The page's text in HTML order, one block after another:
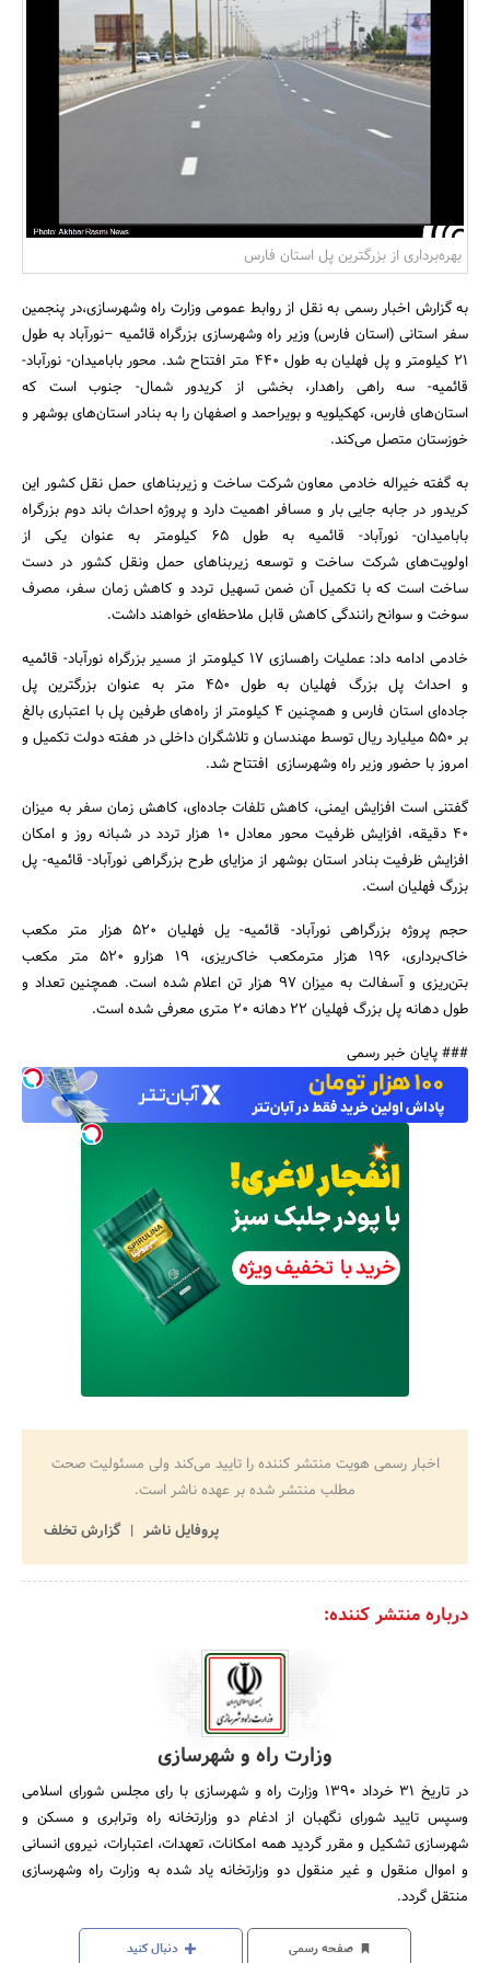
بانک، بیمه و سرمایه
مسکن و ساختمان
جستجو
بهره‌برداری از بزرگترین پل استان فارس
به گزارش اخبار رسمی به نقل از روابط عمومی وزارت راه وشهرسازی،در پنجمین
سفر استانی (استان فارس) وزیر راه وشهرسازی بزرگراه قائمیه –نورآباد به طول
21 کیلومتر و پل فهلیان به طول 440 متر افتتاح شد. محور بابامیدان- نورآباد-
قائمیه- سه راهی راهدار، بخشی از کریدور شمال- جنوب است که
استان‌های فارس، کهکیلویه و بویراحمد و اصفهان را به بنادر استان‌های بوشهر و
خوزستان متصل می‌کند.
به گفته خیراله خادمی معاون شرکت ساخت و زیربناهای حمل نقل کشور این
کریدور در جابه جایی بار و مسافر اهمیت دارد و پروژه احداث باند دوم بزرگراه
بابامیدان- نورآباد- قائمیه به طول 65 کیلومتر به عنوان یکی از
اولویت‌های شرکت ساخت و توسعه زیربناهای حمل ونقل کشور در دست
ساخت است که با تکمیل آن ضمن تسهیل تردد و کاهش زمان سفر، مصرف
سوخت و سوانح رانندگی کاهش قابل ملاحظه‌ای خواهند داشت.
خادمی ادامه داد: عملیات راهسازی 17 کیلومتر از مسیر بزرگراه نورآباد- قائمیه
و احداث پل بزرگ فهلیان به طول 450 متر به عنوان بزرگترین پل
جاده‌ای استان فارس و همچنین 4 کیلومتر از راه‌های طرفین پل با اعتباری بالغ
بر 550 میلیارد ریال توسط مهندسان و تلاشگران داخلی در هفته دولت تکمیل و
امروز با حضور وزیر راه وشهرسازی افتتاح شد.
گفتنی است افزایش ایمنی، کاهش تلفات جاده‌ای،‌ کاهش زمان سفر به میزان
40 دقیقه، افزایش ظرفیت محور معادل 10 هزار تردد در شبانه روز و امکان
افزایش ظرفیت بنادر استان بوشهر از مزایای طرح بزرگراهی نورآباد- قائمیه- پل
بزرگ فهلیان است.
حجم پروژه بزرگراهی نورآباد- قائمیه- یل فهلیان 520 هزار متر مکعب
خاک‌برداری، 196 هزار مترمکعب خاک‌ریزی، 19 هزارو 520 متر مکعب
بتن‌ریزی و آسفالت به میزان 97 هزار تن اعلام شده است. همچنین تعداد و
طول دهانه پل بزرگ فهلیان 22 دهانه 20 متری معرفی شده است.
### پایان خبر رسمی
اخبار رسمی هویت منتشر کننده را تایید می‌کند ولی مسئولیت صحت
مطلب منتشر شده بر عهده ناشر است.
پروفایل ناشر
گزارش تخلف
درباره منتشر کننده:
وزارت راه و شهرسازی
در تاریخ 31 خرداد 1390 وزارت راه و شهرسازی با رای مجلس شورای اسلامی
وسپس تایید شورای نگهبان از ادغام دو وزارتخانه راه وترابری و مسکن و
شهرسازی تشکیل و مقرر گردید همه امکانات، تعهدات، اعتبارات، نیروی انسانی
و اموال منقول و غیر منقول دو وزارتخانه یاد شده به وزارت راه وشهرسازی
منتقل گردد.
صفحه رسمی دنبال کنید